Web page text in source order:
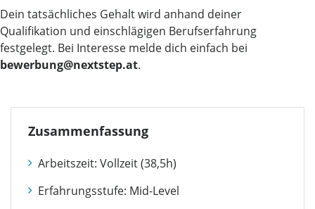
Dein tatsächliches Gehalt wird anhand deiner
Qualifikation und einschlägigen Berufserfahrung
festgelegt. Bei Interesse melde dich einfach bei
bewerbung@nextstep.at.
Zusammenfassung
Arbeitszeit: Vollzeit (38,5h)
Erfahrungsstufe: Mid-Level